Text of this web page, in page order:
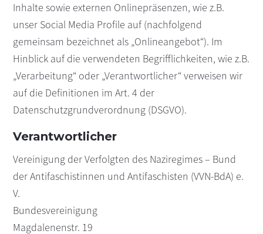
Inhalte sowie externen Onlinepräsenzen, wie z.B.
unser Social Media Profile auf (nachfolgend
gemeinsam bezeichnet als „Onlineangebot“). Im
Hinblick auf die verwendeten Begrifflichkeiten, wie z.B.
„Verarbeitung“ oder „Verantwortlicher“ verweisen wir
auf die Definitionen im Art. 4 der
Datenschutzgrundverordnung (DSGVO).
Verantwortlicher
Vereinigung der Verfolgten des Naziregimes – Bund
der Antifaschistinnen und Antifaschisten (VVN-BdA) e.
V.
Bundesvereinigung
Magdalenenstr. 19